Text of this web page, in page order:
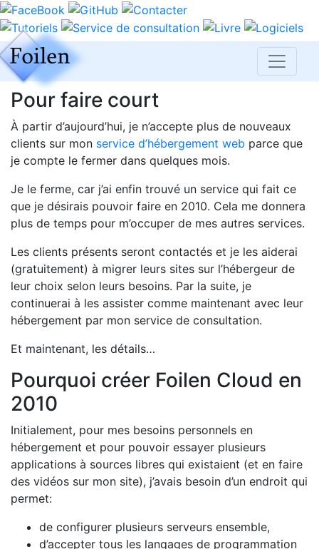
Pour faire court
À partir d’aujourd’hui, je n’accepte plus de nouveaux
clients sur mon service d’hébergement web parce que
je compte le fermer dans quelques mois.
Je le ferme, car j’ai enfin trouvé un service qui fait ce
que je désirais pouvoir faire en 2010. Cela me donnera
plus de temps pour m’occuper de mes autres services.
Les clients présents seront contactés et je les aiderai
(gratuitement) à migrer leurs sites sur l’hébergeur de
leur choix selon leurs besoins. Par la suite, je
continuerai à les assister comme maintenant avec leur
hébergement par mon service de consultation.
Et maintenant, les détails…
Pourquoi créer Foilen Cloud en
2010
Initialement, pour mes besoins personnels en
hébergement et pour pouvoir essayer plusieurs
applications à sources libres qui existaient (et en faire
des vidéos sur mon site), j’avais besoin d’un endroit qui
permet:
de configurer plusieurs serveurs ensemble,
d’accepter tous les langages de programmation